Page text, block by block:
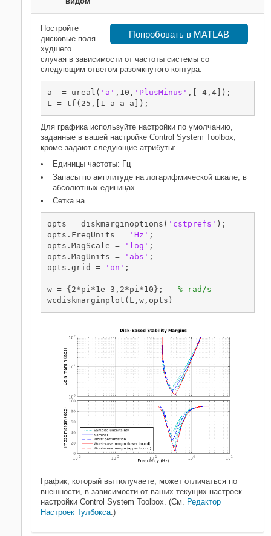
Попробовать в MATLAB
Постройте
дисковые поля
худшего
случая в зависимости от частоты системы со
следующим ответом разомкнутого контура.
a  = ureal( 'a' ,10, 'PlusMinus' ,[-4,4]);
L = tf(25,[1 a a a]);
Для графика используйте настройки по умолчанию,
заданные в вашей настройке Control System Toolbox,
кроме задают следующие атрибуты:
Единицы частоты: Гц
Запасы по амплитуде на логарифмической шкале, в
абсолютных единицах
Сетка на
opts = diskmarginoptions( 'cstprefs' );
opts.FreqUnits =
'Hz' ;
opts.MagScale =
'log' ;
opts.MagUnits =
'abs' ;
opts.grid =
'on' ;
w = {2*pi*1e-3,2*pi*10}; % rad/s
wcdiskmarginplot(L,w,opts)
График, который вы получаете, может отличаться по
внешности, в зависимости от ваших текущих настроек
настройки Control System Toolbox. (См. Редактор
Настроек Тулбокса.)